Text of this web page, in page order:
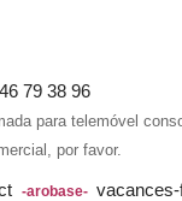
79 38 96
para telemóvel
por favor.
-arobase-